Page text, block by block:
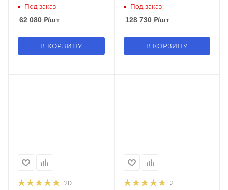
Под заказ
62 080 ₽/шт
В КОРЗИНУ
Под заказ
128 730₽/шт
В КОРЗИНУ
20 2